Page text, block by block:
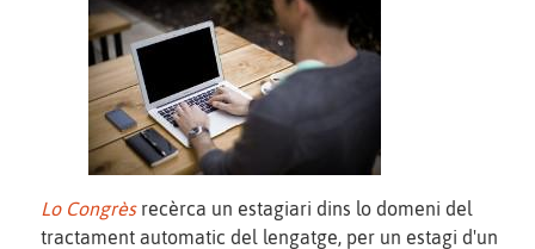
Lo Congrèsrecèrca un estagiari dins lo domeni del
tractament automatic del lengatge, per un estagi d'un